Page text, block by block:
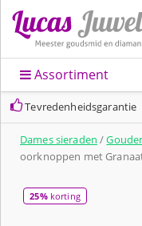
Assortiment
Tevredenheidsgarantie
Dames sieraden /
oorknoppen met
25%korting